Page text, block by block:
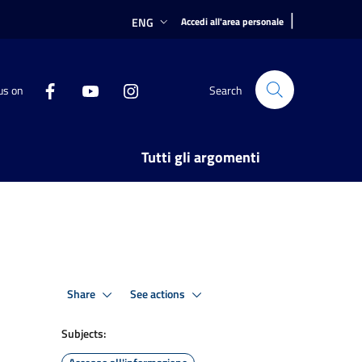
ENG Accedi all'area personale |
on Search
Tutti gli argomenti
Share See actions
Subjects: